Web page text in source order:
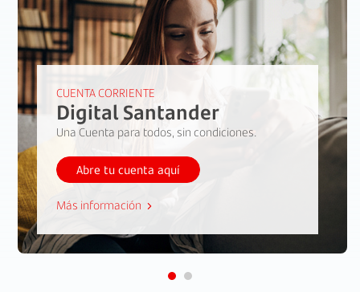
CUENTA CORRIENTE
Digital Santander
Una Cuenta para todos, sin condiciones.
Abre tu cuenta aquí
Más información